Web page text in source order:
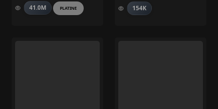
41.0M PLATINE 154K